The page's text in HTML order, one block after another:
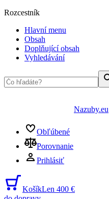
Rozcestník
Hlavní menu
Obsah
Doplňující obsah
Vyhledávání
Nazuby.eu
Obľúbené
Porovnanie
Prihlásiť
KošíkLen 400 €